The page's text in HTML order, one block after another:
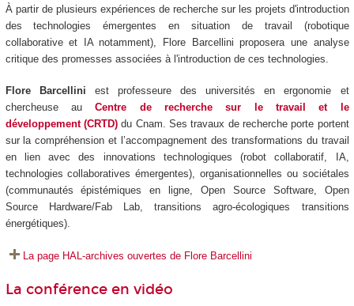
À partir de plusieurs expériences de recherche sur les projets d'introduction
des technologies émergentes en situation de travail (robotique
collaborative et IA notamment), Flore Barcellini proposera une analyse
critique des promesses associées à l'introduction de ces technologies.
Flore Barcellini est professeure des universités en ergonomie et
chercheuse auCentre de recherche sur le travail et le
développement (CRTD)du Cnam. Ses travaux de recherche porte portent
sur la compréhension et l’accompagnement des transformations du travail
en lien avec des innovations technologiques (robot collaboratif, IA,
technologies collaboratives émergentes), organisationnelles ou sociétales
(communautés épistémiques en ligne, Open Source Software, Open
Source Hardware/Fab Lab, transitions agro-écologiques transitions
énergétiques).
La page HAL-archives ouvertes de Flore Barcellini
La conférence en vidéo